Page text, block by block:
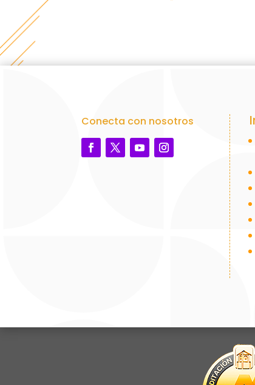
Conecta con nosotros